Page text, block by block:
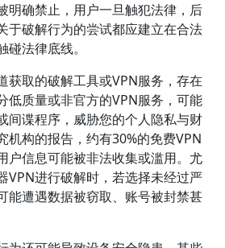
明确禁止，用户一旦触犯法律，后
于破解行为的尝试都应建立在合法
法律底线。
获取的破解工具或VPN服务，存在
低质量或非官方的VPN服务，可能
间谍程序，威胁您的个人隐私与财
机构的报告，约有30%的免费VPN
户信息可能被非法收集或滥用。尤
VPN进行破解时，若选择未经过严
能遭遇数据被窃取、账号被封禁甚